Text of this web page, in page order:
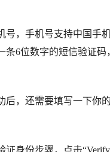
号，手机号支持中国手
条6位数字的短信验证
后，还需要填写一下你